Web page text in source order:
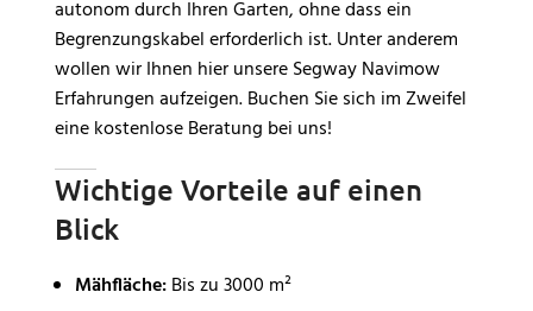
autonom durch Ihren Garten, ohne dass ein
Begrenzungskabel erforderlich ist. Unter anderem
wollen wir Ihnen hier unsere Segway Navimow
Erfahrungen aufzeigen. Buchen Sie sich im Zweifel
eine kostenlose Beratung bei uns!
Wichtige Vorteile auf einen
Blick
Mähfläche:Bis zu 3000 m²